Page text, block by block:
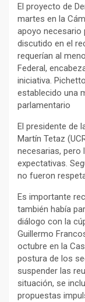
El proyecto de
martes en la
apoyo necesario
discutido en el
requerían al
Federal,
iniciativa.
establecido una
parlamentario
El presidente de
Martín Tetaz
necesarias,
expectativas.
no fueron
Es importante
también había
diálogo con la
Guillermo
octubre en la
postura de los
suspender las
situación, se
propuestas